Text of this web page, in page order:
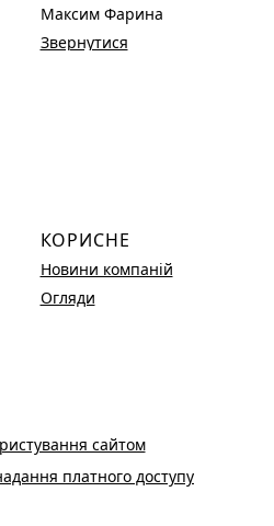
Максим Фарина
Звернутися
КОРИСНЕ
Новини компаній
Огляди
сайтом
платного доступу